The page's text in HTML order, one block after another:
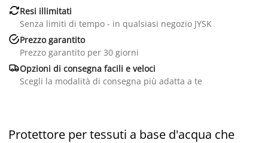
Resi illimitati
Senza limiti di tempo - in qualsiasi negozio JYSK
Prezzo garantito
Prezzo garantito per 30 giorni
Opzioni di consegna facili e veloci
Scegli la modalità di consegna più adatta a te
Protettore per tessuti a base d'acqua che